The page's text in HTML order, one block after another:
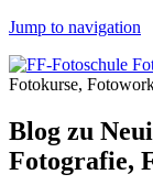
Jump to navigation
Fotokurse,
Blog zu
Fotografie,